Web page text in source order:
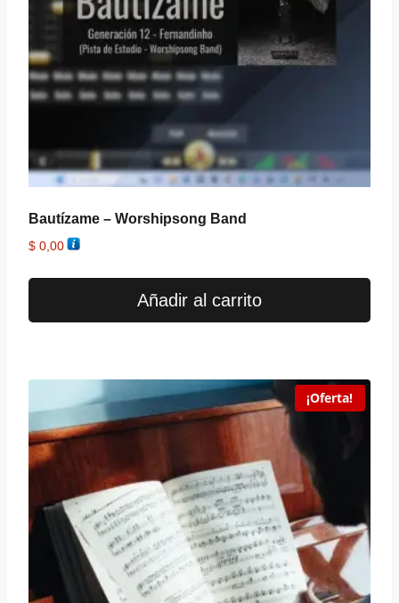
Bautízame – Worshipsong Band
$ 0,00
Añadir al carrito
¡Oferta!